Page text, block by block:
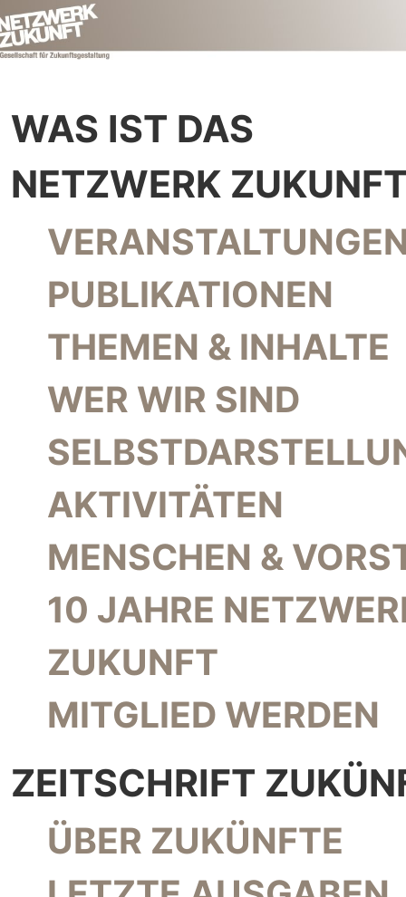
WAS IST DAS
NETZWERK
PUBLIKATIONEN
THEMEN & INHALTE
WER WIR SIND
AKTIVITÄTEN
MENSCHEN &
10 JAHRE
ZUKUNFT
MITGLIED WERDEN
ZEITSCHRIFT
NAVIGATION ÜBERSPRINGEN
ÜBER ZUKÜNFTE